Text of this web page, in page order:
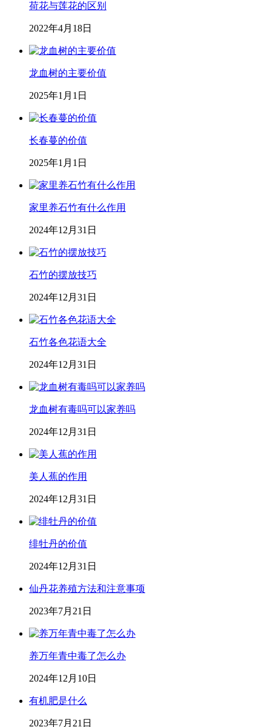
荷花与莲花的区别
2022年4月18日
龙血树的主要价值
2025年1月1日
长春蔓的价值
2025年1月1日
家里养石竹有什么作用
2024年12月31日
石竹的摆放技巧
2024年12月31日
石竹各色花语大全
2024年12月31日
龙血树有毒吗可以家养吗
2024年12月31日
美人蕉的作用
2024年12月31日
绯牡丹的价值
2024年12月31日
仙丹花养殖方法和注意事项
2023年7月21日
养万年青中毒了怎么办
2024年12月10日
有机肥是什么
2023年7月21日